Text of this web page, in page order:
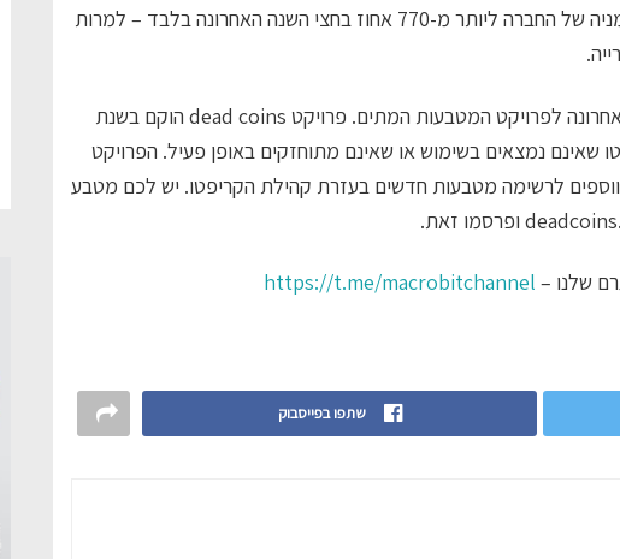
אחוז במחיר המניה. זה מביא את עליות המניה של החברה ליותר מ-770 אחוז בחצי השנה האחרונה בלבד – למרות
לסיום, אתר האינטרנט bitcoin99 חוזר לאחרונה לפרויקט המטבעות המתים. פרויקט dead coins הוקם בשנת
שאינם נמצאים בשימוש או שאינם מתוחזקים באופן פעיל. הפרויקט
יום מתווספים לרשימה מטבעות חדשים בעזרת קהילת הקריפטו. יש לכם מטבע
שלנו – https://t.me/macrobitchannel
שתפו בפייסבוק